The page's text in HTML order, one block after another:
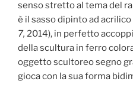
senso stretto al tema del
è il sasso dipinto ad acrilico
7, 2014), in perfetto
della scultura in ferro
oggetto scultoreo segno
gioca con la sua forma